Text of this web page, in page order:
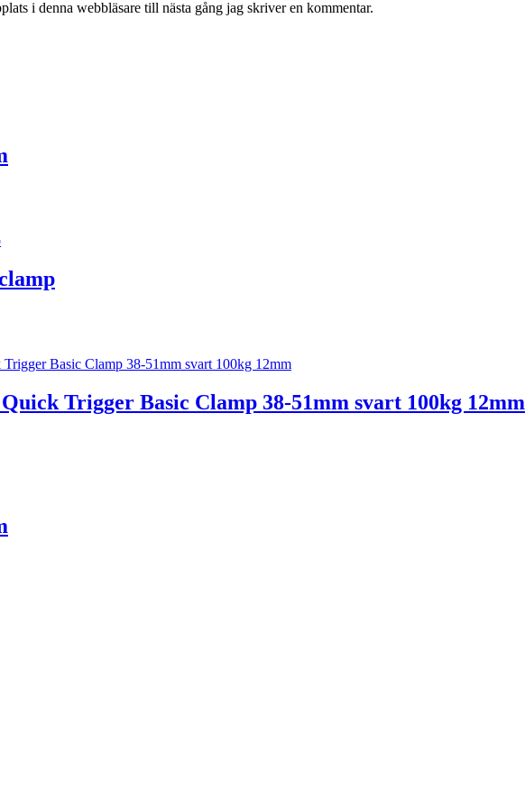
i denna webbläsare till nästa gång jag skriver en kommentar.
Trigger Basic Clamp 38-51mm svart 100kg 12mm